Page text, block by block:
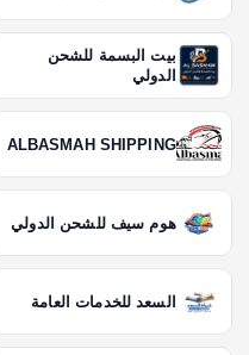
بيت البسمة للشحن
الدولي
ALBASMAH SHIPPING
هوم سيف للشحن الدولي
السعد للخدمات العامة